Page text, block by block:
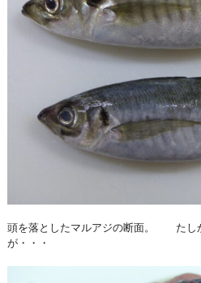
頭を落としたマルアジの断面。 たし
が・・・